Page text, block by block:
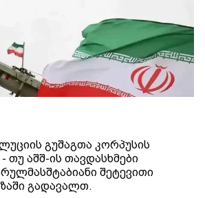
გუშაგთა კორპუსის
თუ აშშ-ის თავდასხმები
შეტევითი
გადავალთ.